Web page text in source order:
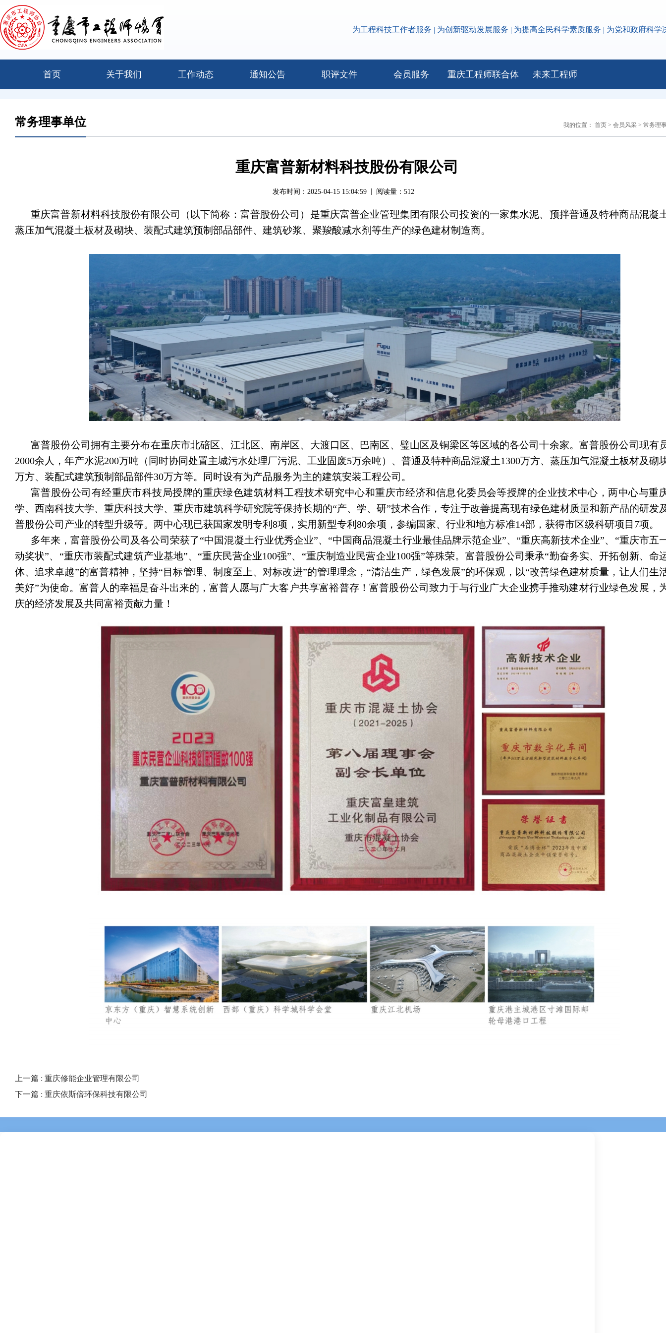
为工程科技工作者服务 | 为创新驱动发展服务 | 为提高全民科学素质服务 | 为党和政府科学
首页 关于我们 工作动态 通知公告 职评文件 会员服务 重庆工程师联合体 未来工程师
常务理事单位 我的位置： 首页 > 会员风采 > 常务理
重庆富普新材料科技股份有限公司
发布时间：2025-04-15 15:04:59 阅读量： 512
重庆富普新材料科技股份有限公司（以下简称：富普股份公司）是重庆富普企业管理集团有限公司投资的一家集水泥、预拌普通及特种商品混凝
蒸压加气混凝土板材及砌块、装配式建筑预制部品部件、建筑砂浆、聚羧酸减水剂等生产的绿色建材制造商。
富普股份公司拥有主要分布在重庆市北碚区、江北区、南岸区、大渡口区、巴南区、璧山区及铜梁区等区域的各公司十余家。富普股份公司现有
2000余人，年产水泥200万吨（同时协同处置主城污水处理厂污泥、工业固废5万余吨）、普通及特种商品混凝土1300万方、蒸压加气混凝土板材及砌
万方、装配式建筑预制部品部件30万方等。同时设有为产品服务为主的建筑安装工程公司。
富普股份公司有经重庆市科技局授牌的重庆绿色建筑材料工程技术研究中心和重庆市经济和信息化委员会等授牌的企业技术中心，两中心与重
学、西南科技大学、重庆科技大学、重庆市建筑科学研究院等保持长期的“产、学、研”技术合作，专注于改善提高现有绿色建材质量和新产品的研发
普股份公司产业的转型升级等。两中心现已获国家发明专利8项，实用新型专利80余项，参编国家、行业和地方标准14部，获得市区级科研项目7项。
多年来，富普股份公司及各公司荣获了“中国混凝土行业优秀企业”、“中国商品混凝土行业最佳品牌示范企业”、“重庆高新技术企业”、“重庆市五
动奖状”、“重庆市装配式建筑产业基地”、“重庆民营企业100强”、“重庆制造业民营企业100强”等殊荣。富普股份公司秉承“勤奋务实、开拓创新、命
体、追求卓越”的富普精神，坚持“目标管理、制度至上、对标改进”的管理理念，“清洁生产，绿色发展”的环保观，以“改善绿色建材质量，让人们生
美好”为使命。富普人的幸福是奋斗出来的，富普人愿与广大客户共享富裕普存！富普股份公司致力于与行业广大企业携手推动建材行业绿色发展，
庆的经济发展及共同富裕贡献力量！
上一篇 : 重庆修能企业管理有限公司
下一篇 : 重庆依斯倍环保科技有限公司